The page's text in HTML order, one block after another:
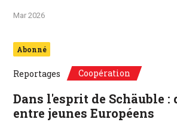
Mar 2026
Abonné
Reportages Coopération
Dans l'esprit de Schäuble :
entre jeunes Européens